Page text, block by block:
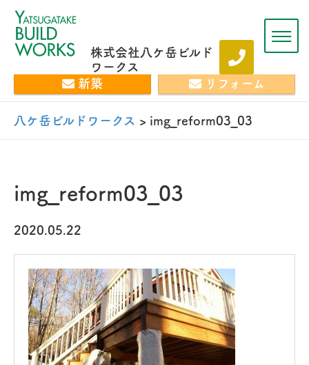
株式会社八ケ岳ビルド
ワークス
新築
リフォーム
八ケ岳ビルドワークス > img_reform03_03
img_reform03_03
2020.05.22